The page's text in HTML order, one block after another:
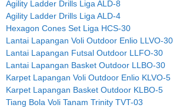
Agility Ladder Drills Liga ALD-8
Agility Ladder Drills Liga ALD-4
Hexagon Cones Set Liga HCS-30
Lantai Lapangan Voli Outdoor Enlio LLVO-30
Lantai Lapangan Futsal Outdoor LLFO-30
Lantai Lapangan Basket Outdoor LLBO-30
Karpet Lapangan Voli Outdoor Enlio KLVO-5
Karpet Lapangan Basket Outdoor KLBO-5
Tiang Bola Voli Tanam Trinity TVT-03